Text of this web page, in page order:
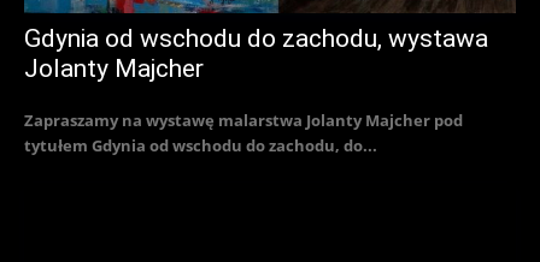
Gdynia od wschodu do zachodu, wystawa
Jolanty Majcher
Zapraszamy na wystawę malarstwa Jolanty Majcher pod
tytułem Gdynia od wschodu do zachodu, do...